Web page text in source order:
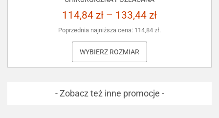
114,84 zł – 133,44 zł
Poprzednia najniższa cena: 114,84 zł.
WYBIERZ ROZMIAR
- Zobacz też inne promocje -